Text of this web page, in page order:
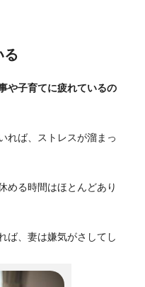
る
や子育てに疲れているの
れば、ストレスが溜まっ
める時間はほとんどあり
ば、妻は嫌気がさしてし